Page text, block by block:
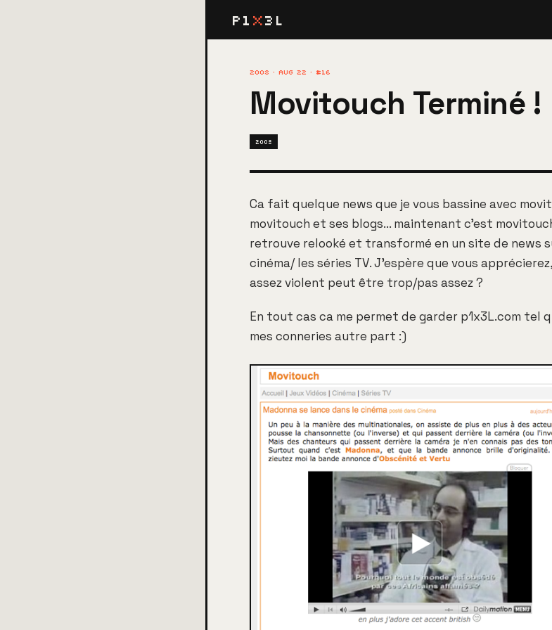
P1 X3L
2008 · AUG 22 · #16
Movitouch Terminé !
2008
Ca fait quelque news que je vous bassine avec
movitouch et ses blogs... maintenant c'est
retrouve relooké et transformé en un site de news
cinéma/ les séries TV. J'espère que vous
assez violent peut être trop/pas assez ?
En tout cas ca me permet de garder p1x3L.com tel
mes conneries autre part :)